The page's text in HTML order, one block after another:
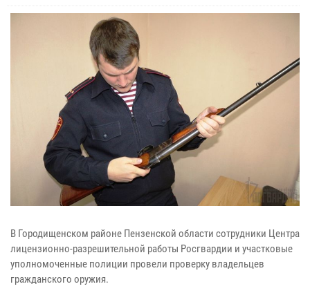
В Городищенском районе Пензенской области сотрудники Центра
лицензионно-разрешительной работы Росгвардии и участковые
уполномоченные полиции провели проверку владельцев
гражданского оружия.